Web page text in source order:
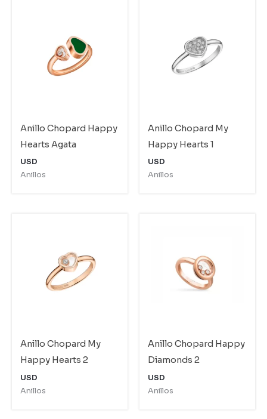
Anillo Chopard Happy
Hearts Agata
USD
Anillos
Anillo Chopard My
Happy Hearts 1
USD
Anillos
Anillo Chopard My
Happy Hearts 2
USD
Anillos
Anillo Chopard Happy
Diamonds 2
USD
Anillos